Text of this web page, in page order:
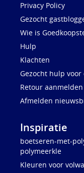
Privacy Policy
Gezocht
Wie is
Hulp
Klachten
Gezocht hulp
Retour aanmelden
Afmelden
Inspiratie
boetseren-met-
polymeerkle
Kleuren voor